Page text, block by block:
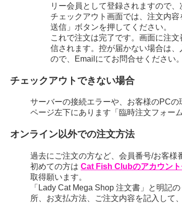
リー会員として登録されますので
チェックアウト画面では、注文内
送信」ボタンを押してください。
これで注文は完了です。画面に注
信されます。控が届かない場合は
ので、Emailにてお問合せください。
チェックアウトできない場合
サーバーの接続エラーや、お客様のPCの
ページ左下にあります「臨時注文フォー
オンライン以外での注文方法
過去にご注文の方など、会員番号/お客様
初めての方は Cat Fish Clubのアカウン
取得願います。
「Lady Cat Mega Shop 注文書」と明記
所、お支払方法、ご注文内容を記入して